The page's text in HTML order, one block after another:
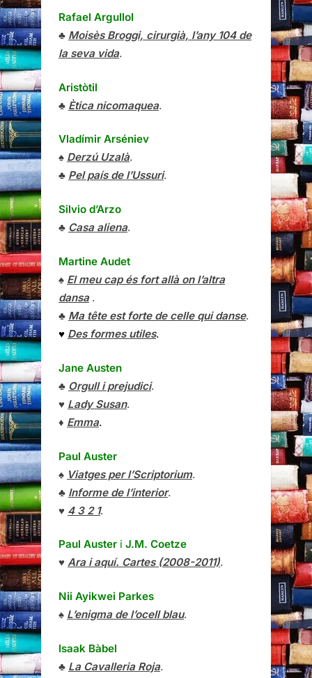
Rafael Argullol
♣ Moisès Broggi, cirurgià, l’any 104 de
la seva vida.
Aristòtil
♣ Ètica nicomaquea.
Vladímir Arséniev
♠ Derzú Uzalà.
♣ Pel país de l’Ussuri.
Silvio d’Arzo
♣ Casa aliena.
Martine Audet
♠ El meu cap és fort allà on l’altra
dansa.
♣ Ma tête est forte de celle qui danse.
♥ Des formes utiles.
Jane Austen
♣ Orgull i prejudici.
♥ Lady Susan.
♦ Emma.
Paul Auster
♠ Viatges per l’Scriptorium.
♣ Informe de l’interior.
♥ 4 3 2 1.
Paul Auster i J.M. Coetze
♥ Ara i aquí. Cartes (2008-2011).
Nii Ayikwei Parkes
♠ L’enigma de l’ocell blau.
Isaak Bàbel
♣ La Cavalleria Roja.